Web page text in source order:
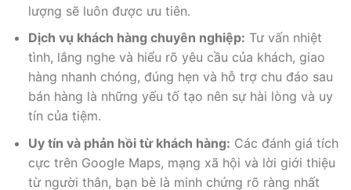
lượng sẽ luôn được ưu tiên.
Dịch vụ khách hàng chuyên nghiệp: Tư vấn nhiệt
tình, lắng nghe và hiểu rõ yêu cầu của khách, giao
hàng nhanh chóng, đúng hẹn và hỗ trợ chu đáo sau
bán hàng là những yếu tố tạo nên sự hài lòng và uy
tín của tiệm.
Uy tín và phản hồi từ khách hàng: Các đánh giá tích
cực trên Google Maps, mạng xã hội và lời giới thiệu
từ người thân, bạn bè là minh chứng rõ ràng nhất